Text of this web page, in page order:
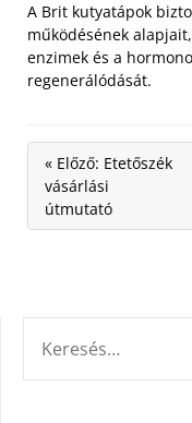
A Brit kutyatápok
működésének
enzimek és a
regenerálódását.
« Előző: Etetőszék
vásárlási
útmutató